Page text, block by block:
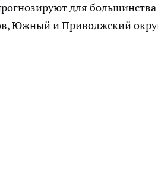
для
Южный и Приволжский